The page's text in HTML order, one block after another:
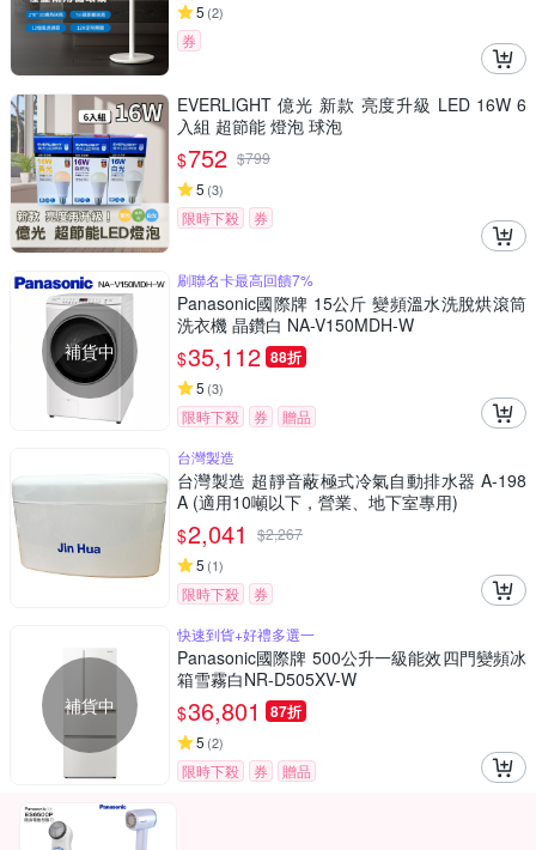
5 (2)
券
EVERLIGHT 億光 新款 亮度升級 LED 16W 6
入組 超節能 燈泡 球泡
$752 $799
5 (3)
限時下殺 券
補貨中
刷聯名卡最高回饋7%
Panasonic國際牌 15公斤 變頻溫水洗脫烘滾筒
洗衣機 晶鑽白 NA-V150MDH-W
$35,112 88折
5 (3)
限時下殺 券
贈品
台灣製造
台灣製造 超靜音蔽極式冷氣自動排水器 A-198
A (適用10噸以下，營業、地下室專用)
$2,041 $2,267
5 (1)
限時下殺 券
補貨中
快速到貨+好禮多選一
Panasonic國際牌 500公升一級能效四門變頻冰
箱雪霧白NR-D505XV-W
$36,801 87折
5 (2)
限時下殺 券 贈品